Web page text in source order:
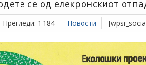
се од елекронскиот
Прегледи: 1.184 Новости